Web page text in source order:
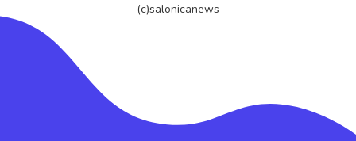
(c)salonicanews